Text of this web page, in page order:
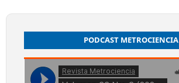
PODCAST METROCIENCIA